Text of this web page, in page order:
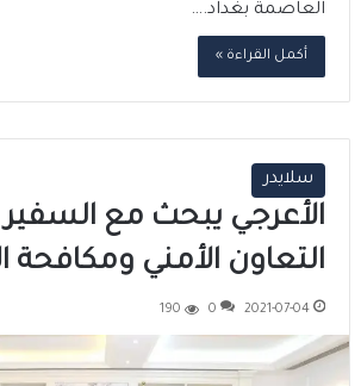
العاصمة بغداد.…
أكمل القراءة »
سلايدر
الأعرجي يبحث مع
التعاون الأمني ومكافحة
2021-07-04
0
190